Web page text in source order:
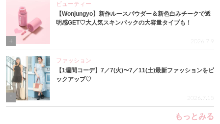
4
ビューティー
【Wonjungyo】新作ルースパウダー＆新色白みチークで透
明感GET♡大人気スキンパックの大容量タイプも！
2026.7.9
ファッション
【1週間コーデ】7／7(火)〜7／11(土)最新ファッションをピ
ックアップ♡
2026.7.15
もっとみる